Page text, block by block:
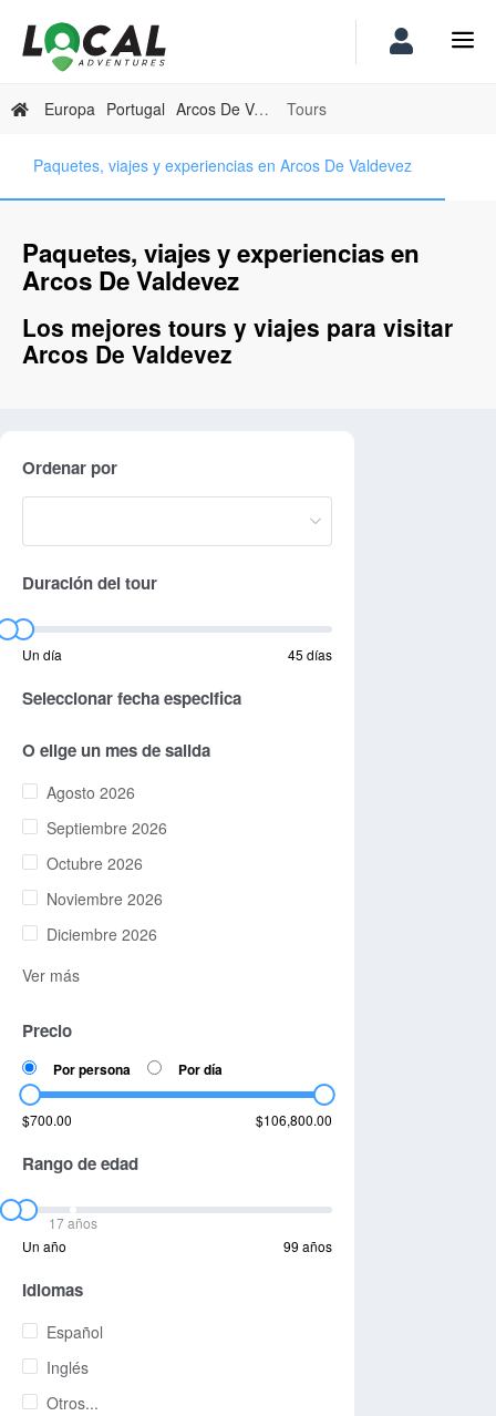
Europa Portugal Arcos De Valdevez Tours
Paquetes, viajes y experiencias en Arcos De Valdevez
Paquetes, viajes y experiencias en
Arcos De Valdevez
Los mejores tours y viajes para visitar
Arcos De Valdevez
Ordenar por
Duración del tour
Un día 45 días
Seleccionar fecha especifica
O elige un mes de salida
Agosto 2026
Septiembre 2026
Octubre 2026
Noviembre 2026
Diciembre 2026
Ver más
Precio
Por persona Por día
$700.00 $106,800.00
Rango de edad
17 años
Un año
99 años
Idiomas
Español
Inglés
Otros...